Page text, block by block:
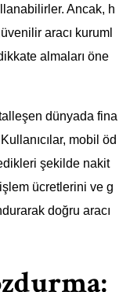
Ancak, h
aracı kuruml
almaları öne
dünyada fina
mobil öd
şekilde nakit
ücretlerini ve g
doğru aracı